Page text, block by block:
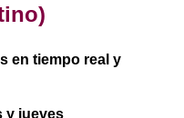
en tiempo real y
y jueves